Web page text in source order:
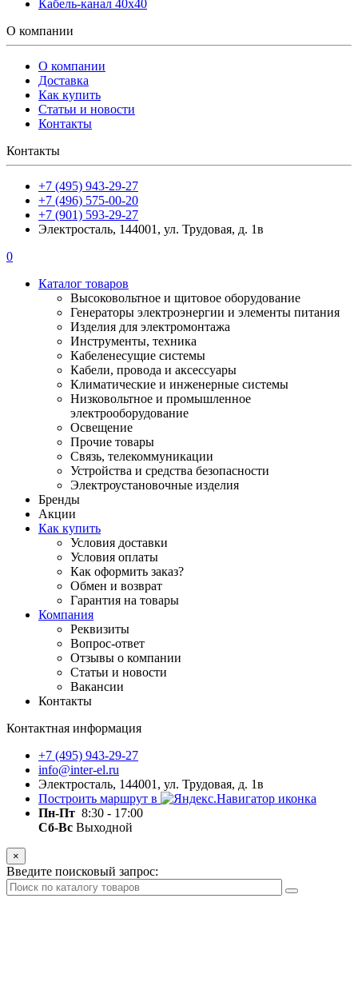
Кабель-канал 40х40
О компании
О компании
Доставка
Как купить
Статьи и новости
Контакты
Контакты
+7 (495) 943-29-27
+7 (496) 575-00-20
+7 (901) 593-29-27
Электросталь, 144001, ул. Трудовая, д. 1в
0
Каталог товаров
Высоковольтное и щитовое оборудование
Генераторы электроэнергии и элементы питания
Изделия для электромонтажа
Инструменты, техника
Кабеленесущие системы
Кабели, провода и аксессуары
Климатические и инженерные системы
Низковольтное и промышленное
электрооборудование
Освещение
Прочие товары
Связь, телекоммуникации
Устройства и средства безопасности
Электроустановочные изделия
Бренды
Акции
Как купить
Условия доставки
Условия оплаты
Как оформить заказ?
Обмен и возврат
Гарантия на товары
Компания
Реквизиты
Вопрос-ответ
Отзывы о компании
Статьи и новости
Вакансии
Контакты
Контактная информация
+7 (495) 943-29-27
info@inter-el.ru
Электросталь, 144001, ул. Трудовая, д. 1в
Построить маршрут в
Пн-Пт 8:30 - 17:00
Сб-Вс Выходной
×
Введите поисковый запрос: